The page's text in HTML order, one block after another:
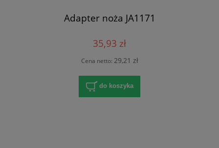
Adapter noża JA1171
35,93 zł
Cena netto: 29,21 zł
do koszyka